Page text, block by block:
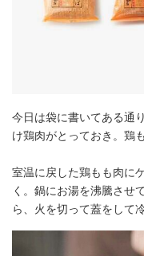
今日は袋に書いてある通
け鶏肉がとっておき。鶏
室温に戻した鶏もも肉に
く。鍋にお湯を沸騰させ
ら、火を切って蓋をして